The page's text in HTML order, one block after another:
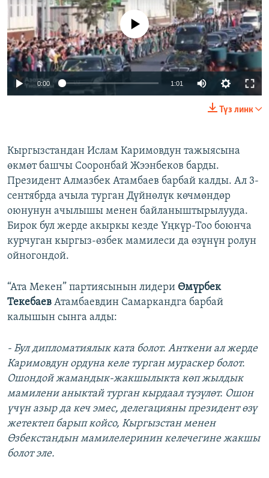
No media source currently available
0:00 1:01
Түз линк
Кыргызстандан Ислам Каримовдун тажыясына
өкмөт башчы Сооронбай Жээнбеков барды.
Президент Алмазбек Атамбаев барбай калды. Ал 3-
сентябрда ачыла турган Дүйнөлүк көчмөндөр
оюнунун ачылышы менен байланыштырылууда.
Бирок бул жерде акыркы кезде Үңкүр-Тоо боюнча
курчуган кыргыз-өзбек мамилеси да өзүнүн ролун
ойногондой.
“Ата Мекен” партиясынын лидери Өмүрбек
Текебаев Атамбаевдин Самаркандга барбай
калышын сынга алды:
- Бул дипломатиялык ката болот. Анткени ал жерде
Каримовдун ордуна келе турган мураскер болот.
Ошондой жамандык-жакшылыкта көп жылдык
мамилени аныктай турган кырдаал түзүлөт. Ошон
үчүн азыр да кеч эмес, делегацияны президент өзү
жетектеп барып койсо, Кыргызстан менен
Өзбекстандын мамилелеринин келечегине жакшы
болот эле.